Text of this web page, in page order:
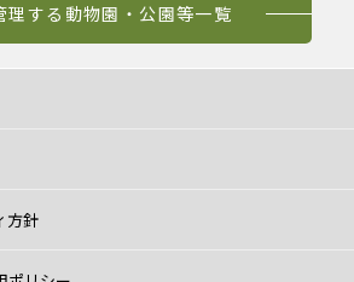
理する動物園・公園等一覧
方針